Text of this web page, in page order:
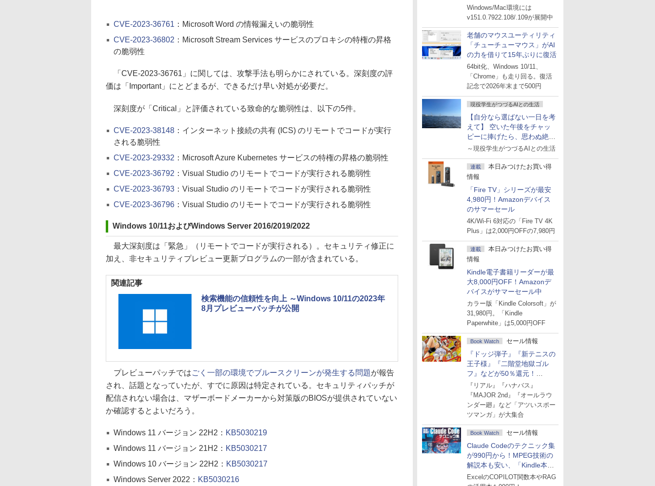
対処
Windows/Mac環境には
v151.0.7922.108/.109が展開中
老舗のマウスユーティリティ
「チューチューマウス」がAI
の力を借りて15年ぶりに復活
64bit化、Windows 10/11、
「Chrome」も走り回る。復活
記念で2026年末まで500円
現役学生がつづるAIとの生活
【自分なら選ばない一日を考
えて】 空いた午後をチャッ
ピーに捧げたら、思わぬ絶景
に出会った話
～現役学生がつづるAIとの生活
連載
本日みつけたお買い得
情報
「Fire TV」シリーズが最安
4,980円！Amazonデバイス
のサマーセール
4K/Wi-Fi 6対応の「Fire TV 4K
Plus」は2,000円OFFの7,980円
連載
本日みつけたお買い得
情報
Kindle電子書籍リーダーが最
大8,000円OFF！Amazonデ
バイスがサマーセール中
カラー版「Kindle Colorsoft」が
31,980円。「Kindle
Paperwhite」は5,000円OFF
Book Watch セール情報
『ドッジ弾子』『新テニスの
王子様』『二階堂地獄ゴル
フ』などが50％還元！
Amazonマンガ週末セール
『リアル』『ハナバス』
『MAJOR 2nd』『オールラウ
ンダー廻』など「アツいスポー
ツマンガ」が大集合
Book Watch セール情報
Claude Codeのテクニック集
が990円から！MPEG技術の
解説本も安い、「Kindle本サ
マーセール」第2弾開始！
ExcelのCOPILOT関数本やRAG
CVE-2023-36761 ：Microsoft Word の情報漏えいの脆弱性
CVE-2023-36802 ：Microsoft Stream Services サービスのプロキシの特権の昇格
の脆弱性
「CVE-2023-36761」に関しては、攻撃手法も明らかにされている。深刻度の評
価は「Important」にとどまるが、できるだけ早い対処が必要だ。
深刻度が「Critical」と評価されている致命的な脆弱性は、以下の5件。
CVE-2023-38148 ：インターネット接続の共有 (ICS) のリモートでコードが実行
される脆弱性
CVE-2023-29332 ：Microsoft Azure Kubernetes サービスの特権の昇格の脆弱性
CVE-2023-36792 ：Visual Studio のリモートでコードが実行される脆弱性
CVE-2023-36793 ：Visual Studio のリモートでコードが実行される脆弱性
CVE-2023-36796 ：Visual Studio のリモートでコードが実行される脆弱性
Windows 10/11およびWindows Server 2016/2019/2022
最大深刻度は「緊急」（リモートでコードが実行される）。セキュリティ修正に
加え、非セキュリティプレビュー更新プログラムの一部が含まれている。
関連記事
検索機能の信頼性を向上 ～Windows 10/11の2023年
8月プレビューパッチが公開
プレビューパッチではごく一部の環境でブルースクリーンが発生する問題が報告
され、話題となっていたが、すでに原因は特定されている。セキュリティパッチが
配信されない場合は、マザーボードメーカーから対策版のBIOSが提供されていない
か確認するとよいだろう。
Windows 11 バージョン 22H2： KB5030219
Windows 11 バージョン 21H2： KB5030217
Windows 10 バージョン 22H2： KB5030217
Windows Server 2022： KB5030216